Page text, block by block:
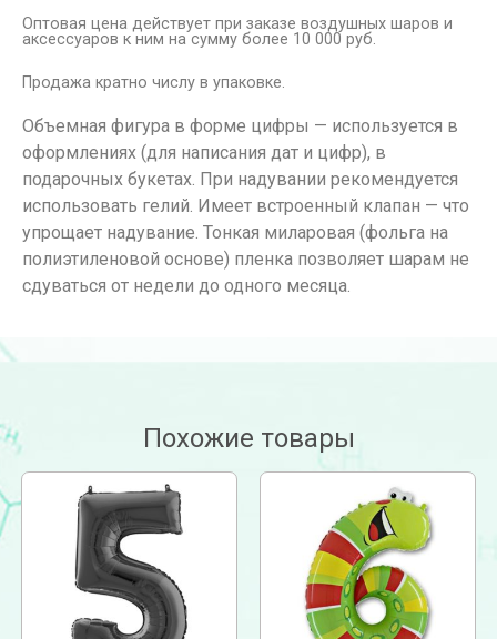
Оптовая цена действует при заказе воздушных шаров и
аксессуаров к ним на сумму более 10 000 руб.
Продажа кратно числу в упаковке.
Объемная фигура в форме цифры — используется в
оформлениях (для написания дат и цифр), в
подарочных букетах. При надувании рекомендуется
использовать гелий. Имеет встроенный клапан — что
упрощает надувание. Тонкая миларовая (фольга на
полиэтиленовой основе) пленка позволяет шарам не
сдуваться от недели до одного месяца.
Похожие товары